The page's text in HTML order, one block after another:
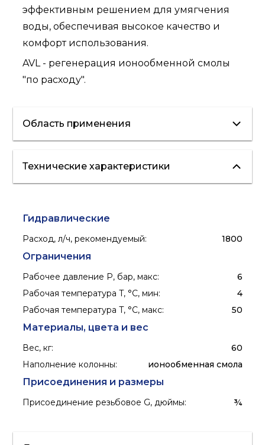
эффективным решением для умягчения
воды, обеспечивая высокое качество и
комфорт использования.
AVL - регенерация ионообменной смолы
"по расходу".
Область применения
холодная вода умягчение
Технические характеристики
Гидравлические
Расход, л/ч, рекомендуемый: 1800
Ограничения
Рабочее давление P, бар, макс:
6
Рабочая температура T, °C, мин:
4
Рабочая температура T, °C, макс: 50
Материалы, цвета и вес
Вес, кг:
60
Наполнение колонны: ионообменная смола
Присоединения и размеры
Присоединение резьбовое G, дюймы: ¾